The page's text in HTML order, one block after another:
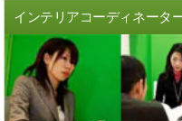
インテリアコーディネータ